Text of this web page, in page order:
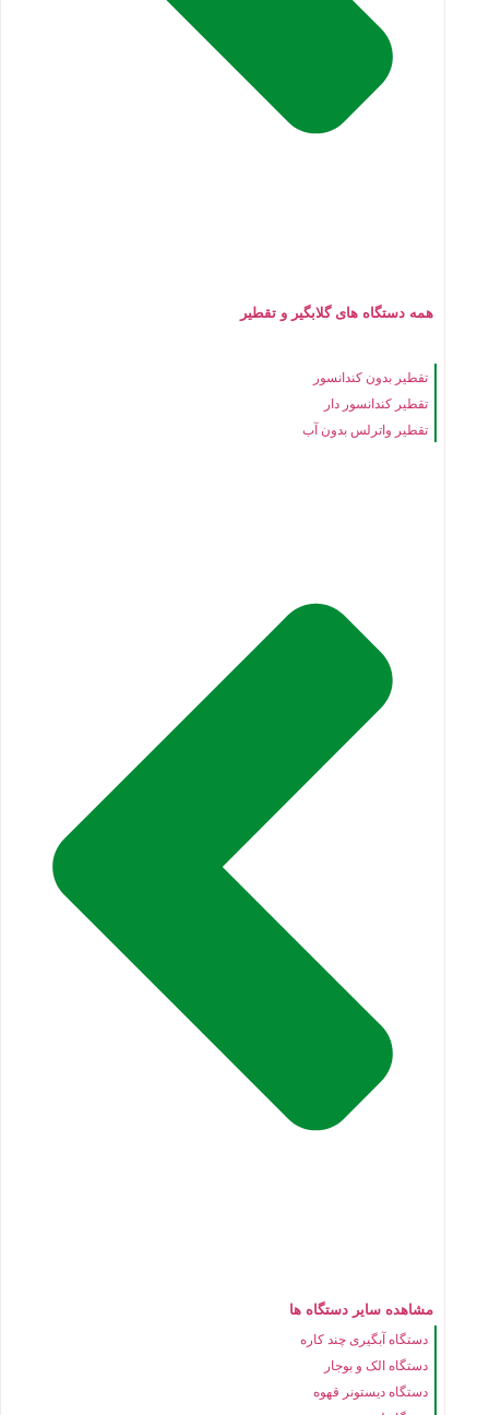
همه دستگاه های گلابگیر و تقطیر
تقطیر بدون کندانسور
تقطیر کندانسور دار
تقطیر واترلس بدون آب
مشاهده سایر دستگاه ها
دستگاه آبگیری چند کاره
دستگاه الک و بوجار
دستگاه دیستونر قهوه